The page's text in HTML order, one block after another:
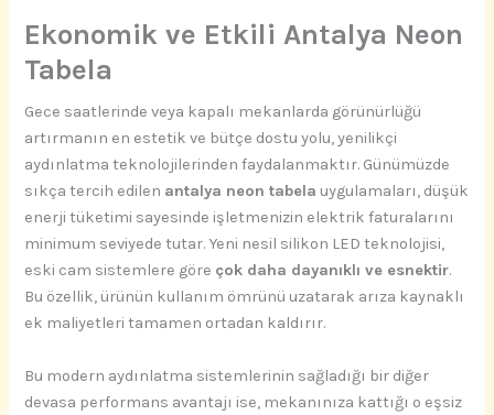
Ekonomik ve Etkili Antalya Neon
Tabela
Gece saatlerinde veya kapalı mekanlarda görünürlüğü
artırmanın en estetik ve bütçe dostu yolu, yenilikçi
aydınlatma teknolojilerinden faydalanmaktır. Günümüzde
sıkça tercih edilen antalya neon tabela uygulamaları, düşük
enerji tüketimi sayesinde işletmenizin elektrik faturalarını
minimum seviyede tutar. Yeni nesil silikon LED teknolojisi,
eski cam sistemlere göre çok daha dayanıklı ve esnektir.
Bu özellik, ürünün kullanım ömrünü uzatarak arıza kaynaklı
ek maliyetleri tamamen ortadan kaldırır.
Bu modern aydınlatma sistemlerinin sağladığı bir diğer
devasa performans avantajı ise, mekanınıza kattığı o eşsiz